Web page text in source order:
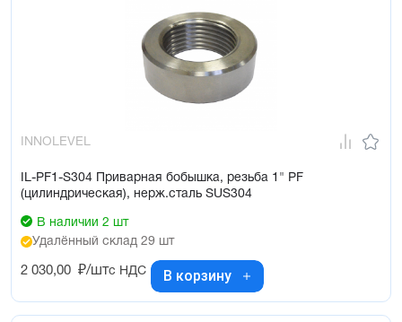
INNOLEVEL
IL-PF1-S304 Приварная бобышка, резьба 1" PF
(цилиндрическая), нерж.сталь SUS304
В наличии 2 шт
Удалённый склад 29 шт
2 030,00 ₽/штс НДС В корзину